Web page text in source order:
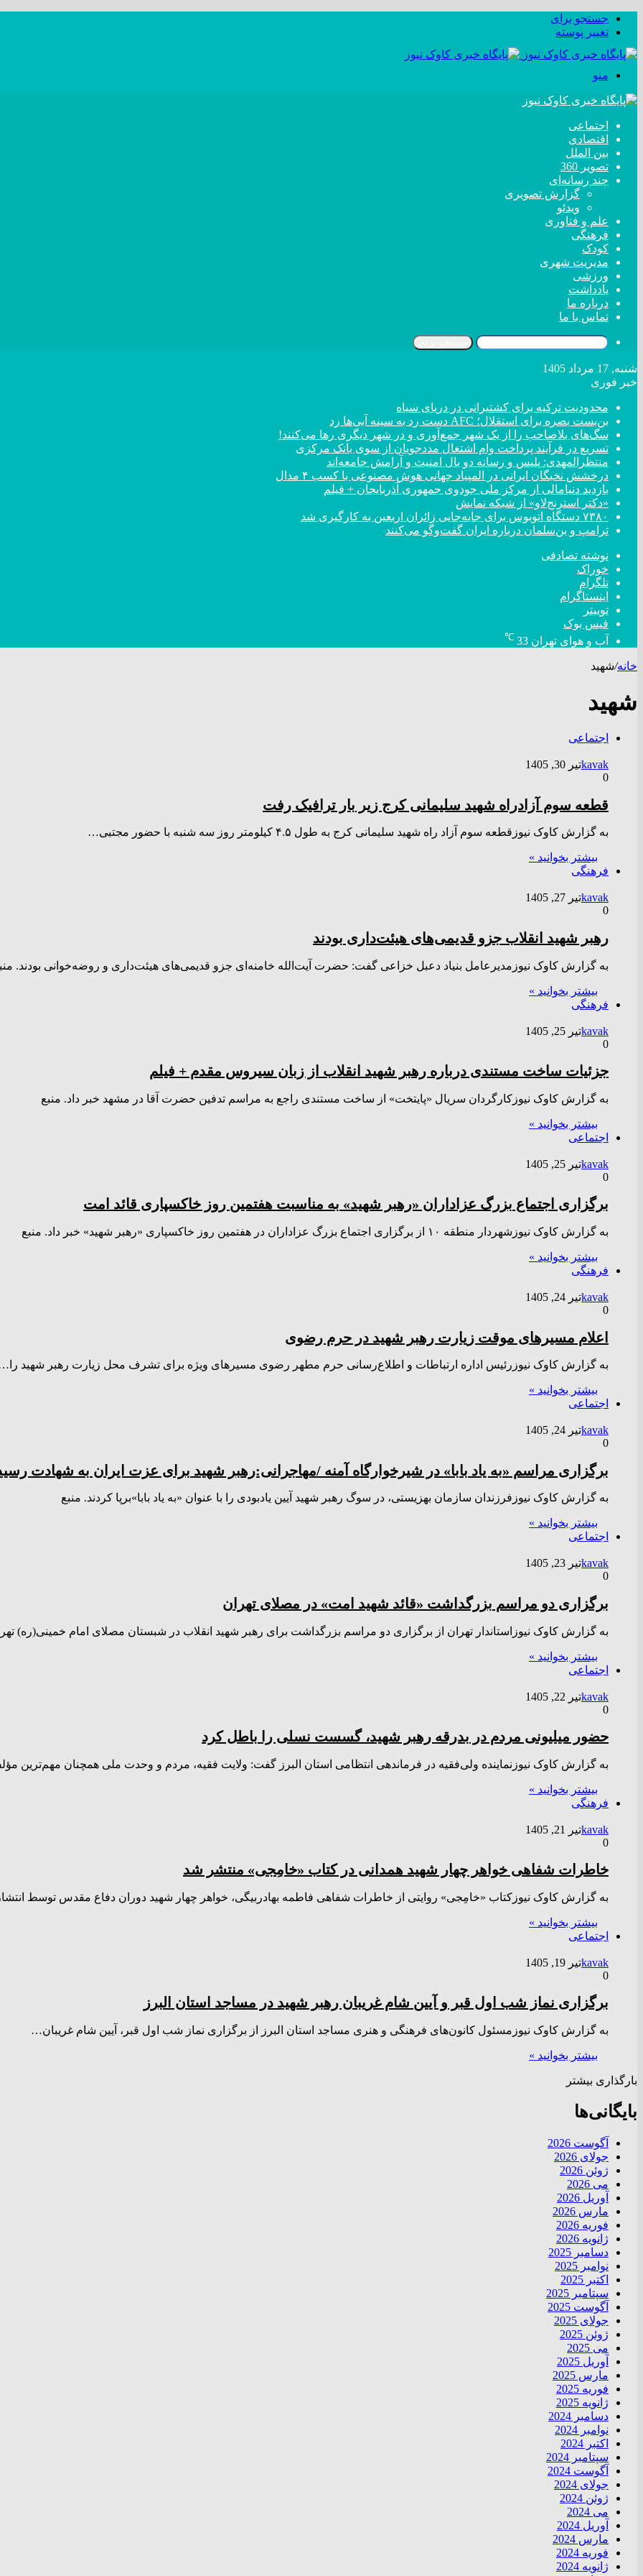
جستجو برای
تغییر پوسته
منو
اجتماعی
اقتصادی
بین الملل
تصویر 360
چند رسانه‌ای
گزارش تصویری
ویدئو
علم و فناوری
فرهنگی
کودک
مدیریت شهری
ورزشی
یادداشت
درباره ما
تماس با ما
شنبه, 17 مرداد 1405
خبر فوری
محدودیت ترکیه برای کشتیرانی در دریای سیاه
بن‌بست بصره برای استقلال؛ AFC دست رد به سینه آبی‌ها زد
سگ‌های بلاصاحب را از یک شهر جمع‌آوری و در شهر دیگری رها می‌کنند!
تسریع در فرآیند پرداخت وام اشتغال مددجویان از سوی بانک مرکزی
منتظرالمهدی: پلیس و رسانه دو بال امنیت و آرامش جامعه‌اند
درخشش نخبگان ایرانی در المپیاد جهانی هوش مصنوعی با کسب ۴ مدال
بازدید دنیامالی از مرکز ملی جودوی جمهوری آذربایجان + فیلم
«دکتر استرنج‌لاو» از شبکه نمایش
۷۳۸۰ دستگاه اتوبوس برای جابه‌جایی زائران اربعین به کارگیری شد
ترامپ و بن‌سلمان درباره ایران گفت‌و‌گو می‌کنند
نوشته تصادفی
خوراک
تلگرام
اینستاگرام
توییتر
فیس بوک
آب و هوای تهران 33
℃
خانه/شهید
شهید
اجتماعی
kavakتیر 30, 1405
0
قطعه سوم آزادراه شهید سلیمانی کرج زیر بار ترافیک رفت
به گزارش کاوک نیوزقطعه سوم آزاد راه شهید سلیمانی کرج به طول ۴.۵ کیلومتر روز سه شنبه با حضور مجتبی…
بیشتر بخوانید »
فرهنگی
kavakتیر 27, 1405
0
رهبر شهید انقلاب جزو قدیمی‌های هیئت‌داری بودند
به گزارش کاوک نیوزمدیرعامل بنیاد دعبل خزاعی گفت: حضرت آیت‌الله خامنه‌ای جزو قدیمی‌های هیئت‌داری و روضه‌خوانی بودند.
بیشتر بخوانید »
فرهنگی
kavakتیر 25, 1405
0
جزئیات ساخت مستندی درباره رهبر شهید انقلاب از زبان سیروس مقدم + فیلم
به گزارش کاوک نیوزکارگردان سریال «پایتخت» از ساخت مستندی راجع به مراسم تدفین حضرت آقا در مشهد خبر داد. منبع
بیشتر بخوانید »
اجتماعی
kavakتیر 25, 1405
0
برگزاری اجتماع بزرگ عزاداران «رهبر شهید» به مناسبت هفتمین روز خاکسپاری قائد امت
به گزارش کاوک نیوزشهردار منطقه ۱۰ از برگزاری اجتماع بزرگ عزاداران در هفتمین روز خاکسپاری «رهبر شهید» خبر داد. منبع
بیشتر بخوانید »
فرهنگی
kavakتیر 24, 1405
0
اعلام مسیر‌های موقت زیارت رهبر شهید در حرم رضوی
به گزارش کاوک نیوزرئیس اداره ارتباطات و اطلاع‌رسانی حرم مطهر رضوی مسیر‌های ویژه برای تشرف محل زیارت رهبر شهید
بیشتر بخوانید »
اجتماعی
kavakتیر 24, 1405
0
برگزاری مراسم «به یاد بابا» در شیرخوارگاه آمنه /مهاجرانی:رهبر شهید برای عزت ایران به شهادت
به گزارش کاوک نیوزفرزندان سازمان بهزیستی، در سوگ رهبر شهید آیین یادبودی را با عنوان «به یاد بابا»برپا کردند. منبع
بیشتر بخوانید »
اجتماعی
kavakتیر 23, 1405
0
برگزاری دو مراسم بزرگداشت «قائد شهید امت» در مصلای تهران
به گزارش کاوک نیوزاستاندار تهران از برگزاری دو مراسم بزرگداشت برای رهبر شهید انقلاب در شبستان مصلای امام خمینی(ره)
بیشتر بخوانید »
اجتماعی
kavakتیر 22, 1405
0
حضور میلیونی مردم در بدرقه رهبر شهید، گسست نسلی را باطل کرد
به گزارش کاوک نیوزنماینده ولی‌فقیه در فرماندهی انتظامی استان البرز گفت: ولایت فقیه، مردم و وحدت ملی همچنان مهم‌ترین
بیشتر بخوانید »
فرهنگی
kavakتیر 21, 1405
0
خاطرات شفاهی خواهر چهار شهید همدانی در کتاب «خامِجی» منتشر شد
به گزارش کاوک نیوزکتاب «خامِجی» روایتی از خاطرات شفاهی فاطمه بهادربیگی، خواهر چهار شهید دوران دفاع مقدس توسط
بیشتر بخوانید »
اجتماعی
kavakتیر 19, 1405
0
برگزاری نماز شب اول قبر و آیین شام غریبان رهبر شهید در مساجد استان البرز
به گزارش کاوک نیوزمسئول کانون‌های فرهنگی و هنری مساجد استان البرز از برگزاری نماز شب اول قبر، آیین شام غریبان…
بیشتر بخوانید »
بارگذاری بیشتر
بایگانی‌ها
آگوست 2026
جولای 2026
ژوئن 2026
می 2026
آوریل 2026
مارس 2026
فوریه 2026
ژانویه 2026
دسامبر 2025
نوامبر 2025
اکتبر 2025
سپتامبر 2025
آگوست 2025
جولای 2025
ژوئن 2025
می 2025
آوریل 2025
مارس 2025
فوریه 2025
ژانویه 2025
دسامبر 2024
نوامبر 2024
اکتبر 2024
سپتامبر 2024
آگوست 2024
جولای 2024
ژوئن 2024
می 2024
آوریل 2024
مارس 2024
فوریه 2024
ژانویه 2024